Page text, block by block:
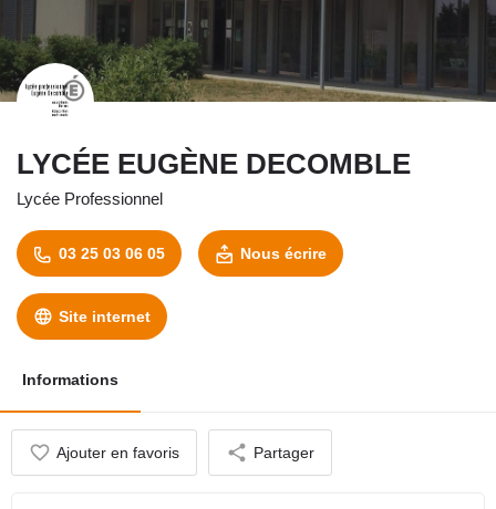
LYCÉE EUGÈNE DECOMBLE
Lycée Professionnel
03 25 03 06 05 Nous écrire
Site internet
Informations
Ajouter en favoris Partager